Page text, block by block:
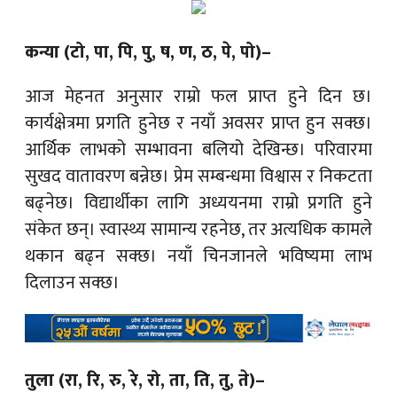
कन्या (टो, पा, पि, पु, ष, ण, ठ, पे, पो)–
आज मेहनत अनुसार राम्रो फल प्राप्त हुने दिन छ।
कार्यक्षेत्रमा प्रगति हुनेछ र नयाँ अवसर प्राप्त हुन सक्छ।
आर्थिक लाभको सम्भावना बलियो देखिन्छ। परिवारमा
सुखद वातावरण बन्नेछ। प्रेम सम्बन्धमा विश्वास र निकटता
बढ्नेछ। विद्यार्थीका लागि अध्ययनमा राम्रो प्रगति हुने
संकेत छन्। स्वास्थ्य सामान्य रहनेछ, तर अत्यधिक कामले
थकान बढ्न सक्छ। नयाँ चिनजानले भविष्यमा लाभ
दिलाउन सक्छ।
तुला (रा, रि, रु, रे, रो, ता, ति, तु, ते)–